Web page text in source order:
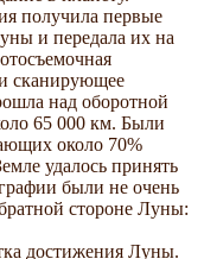
получила первые
и передала их на
сканирующее
над оборотной
65 000 км. Были
около 70%
удалось принять
были не очень
стороне Луны:
достижения Луны.